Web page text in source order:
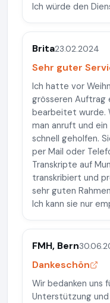
Ich würde den
Brita23.02.2024
Sehr guter
Ich hatte vor
grösseren Auftrag
bearbeitet wurde.
man anruft und
schnell geholfen.
per Mail oder
Transkripte auf
transkribiert und
sehr guten
Ich kann sie nur
FMH, Bern
Dankeschön
Wir bedanken uns
Unterstützung